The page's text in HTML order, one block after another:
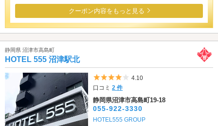
クーポン内容をもっと見る
静岡県 沼津市高島町
HOTEL 555 沼津駅北
5つ星のうち4
4.10
口コミ2 件
静岡県沼津市高島町19-18
055-922-3330
HOTEL555 GROUP